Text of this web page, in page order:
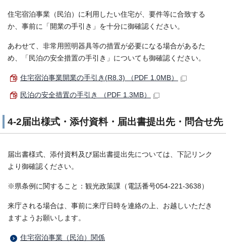
住宅宿泊事業（民泊）に利用したい住宅が、要件等に合致する
か、事前に「開業の手引き」を十分に御確認ください。
あわせて、非常用照明器具等の措置が必要になる場合があるた
め、「民泊の安全措置の手引き」についても御確認ください。
住宅宿泊事業開業の手引き(R8.3) （PDF 1.0MB）
民泊の安全措置の手引き （PDF 1.3MB）
4-2届出様式・添付資料・届出書提出先・問合せ先
届出書様式、添付資料及び届出書提出先については、下記リンク
より御確認ください。
※県条例に関すること：観光政策課（電話番号054-221-3638）
来庁される場合は、事前に来庁日時を連絡の上、お越しいただき
ますようお願いします。
住宅宿泊事業（民泊）関係